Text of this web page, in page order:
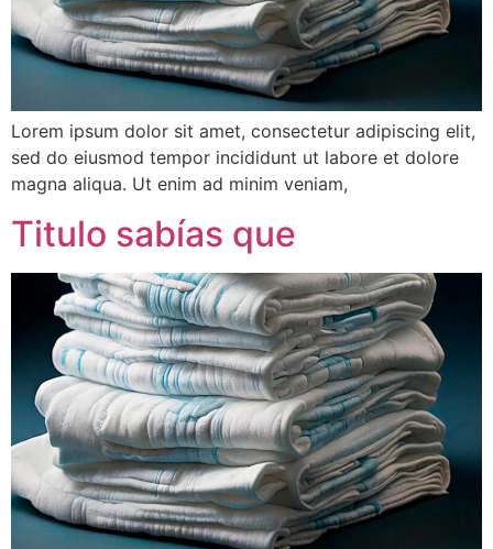
Lorem ipsum dolor sit amet, consectetur adipiscing elit,
sed do eiusmod tempor incididunt ut labore et dolore
magna aliqua. Ut enim ad minim veniam,
Titulo sabías que